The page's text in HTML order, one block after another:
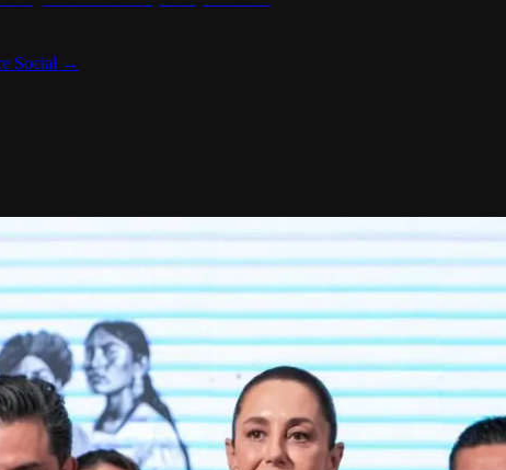
Social →